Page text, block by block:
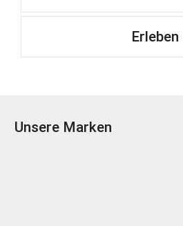
Erleben
Unsere Marken